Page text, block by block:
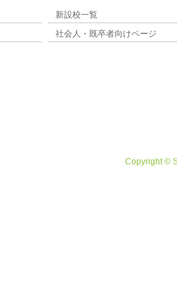
新設校一覧
社会人・既卒者向けページ
Copyright ©